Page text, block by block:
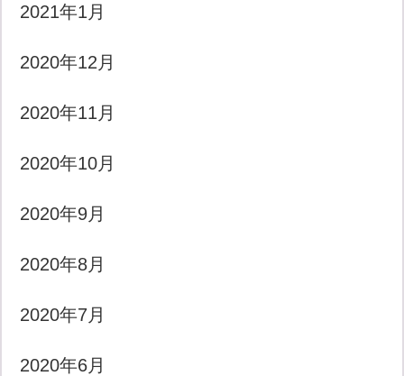
2021年1月
2020年12月
2020年11月
2020年10月
2020年9月
2020年8月
2020年7月
2020年6月